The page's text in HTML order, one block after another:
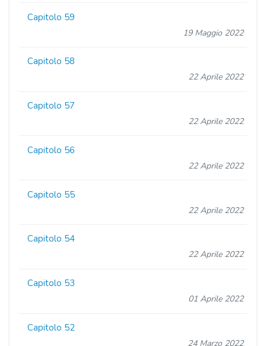
Capitolo 59
19 Maggio 2022
Capitolo 58
22 Aprile 2022
Capitolo 57
22 Aprile 2022
Capitolo 56
22 Aprile 2022
Capitolo 55
22 Aprile 2022
Capitolo 54
22 Aprile 2022
Capitolo 53
01 Aprile 2022
Capitolo 52
24 Marzo 2022